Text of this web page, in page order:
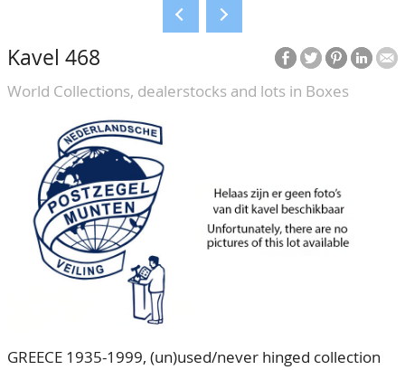
Voorwaarden
CATALOGI/OPBRENGSTEN
KEURINGSDIENST
AGENDA
OVER ONS
Ons Team
80 jarig bestaan
CONTACT
ACCOUNT
Kavel 468
World Collections, dealerstocks and lots in Boxes
GREECE 1935-1999, (un)used/never hinged collection